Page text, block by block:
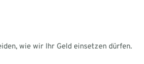
wie wir Ihr Geld einsetzen dürfen.